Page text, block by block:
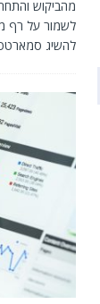
מהביקוש
לשמור על רף
להשיג סמארטפון